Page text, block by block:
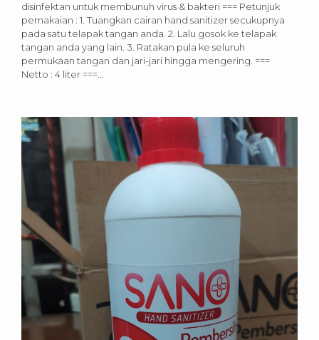
disinfektan untuk membunuh virus & bakteri === Petunjuk
pemakaian : 1. Tuangkan cairan hand sanitizer secukupnya
pada satu telapak tangan anda. 2. Lalu gosok ke telapak
tangan anda yang lain. 3. Ratakan pula ke seluruh
permukaan tangan dan jari-jari hingga mengering. ===
Netto : 4 liter ===...